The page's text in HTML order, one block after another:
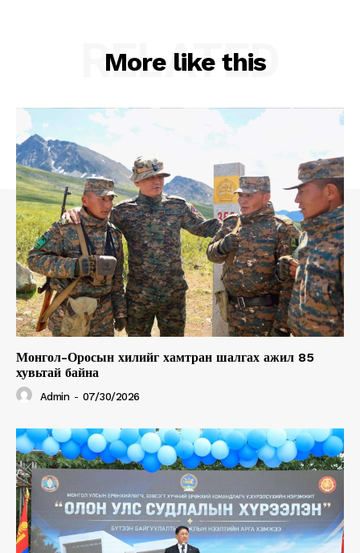
More like this
RELATED
Монгол-Оросын хилийг хамтран шалгах ажил 85
хувьтай байна
Admin - 07/30/2026